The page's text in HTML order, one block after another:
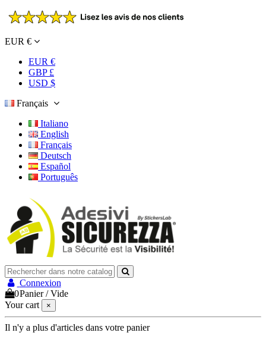
EUR €
EUR €
GBP £
USD $
Français
Italiano
English
Français
Deutsch
Español
Português
Connexion
0Panier /Vide
Your cart
×
Il n'y a plus d'articles dans votre panier